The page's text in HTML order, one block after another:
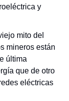
y
mito del
mineros están
última
que de otro
eléctricas